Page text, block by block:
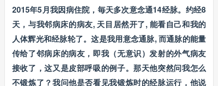
2015年5月我因病住院，毎天多次意念通14经脉。约经8
天，与我邻病床的病友, 天目居然开了, 能看自己和我的
人体辉光和经脉轮了。这是我用意念通脉, 而通脉的能量
传给了邻病床的病友，即我（无意识）发射的外气病友
接收了，这又是皮部呼吸的例子。那天他突然问我怎么
不锻炼了？我问他是否看见我锻炼时的经脉运行，他说